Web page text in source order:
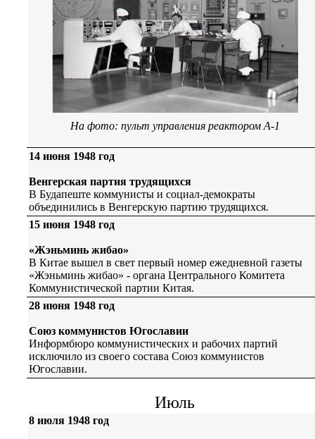
На фото: пульт управления реактором А-1
14 июня 1948 год
Венгерская партия трудящихся
В Будапеште коммунисты и социал-демократы
объединились в Венгерскую партию трудящихся.
15 июня 1948 год
«Жэньминь жибао»
В Китае вышел в свет первый номер ежедневной газеты
«Жэньминь жибао» - органа Центрального Комитета
Коммунистической партии Китая.
28 июня 1948 год
Союз коммунистов Югославии
Информбюро коммунистических и рабочих партий
исключило из своего состава Союз коммунистов
Югославии.
Июль
8 июля 1948 год